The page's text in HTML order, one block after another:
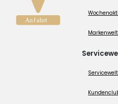
Markenwelt
Servicewelt